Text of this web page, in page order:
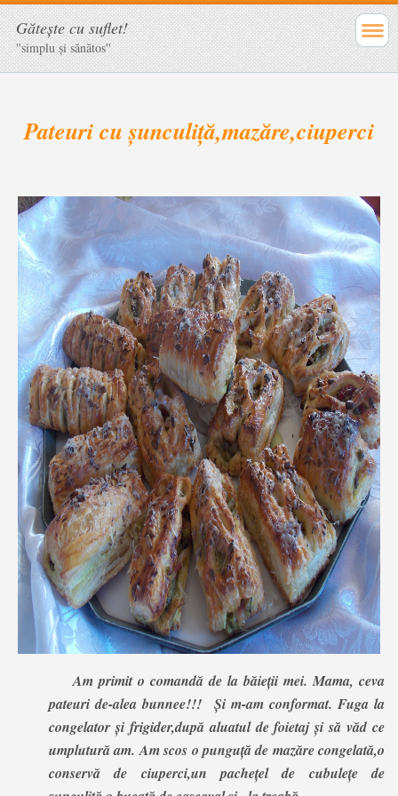
Găteşte cu suflet!
''simplu şi sănătos''
Pateuri cu șunculiță,mazăre,ciuperci
Am primit o comandă de la băieții mei. Mama, ceva
pateuri de-alea bunnee!!! Și m-am conformat. Fuga la
congelator și frigider,după aluatul de foietaj și să văd ce
umplutură am. Am scos o punguță de mazăre congelată,o
conservă de ciuperci,un pachețel de cubulețe de